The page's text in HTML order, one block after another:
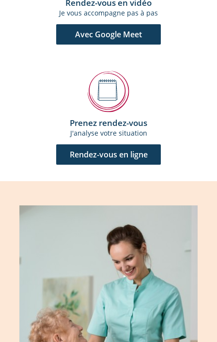
Prenez rendez-vous
J'analyse votre situation
Rendez-vous en ligne
Rendez-vous en vidéo
Je vous accompagne pas à pas
Avec Google Meet